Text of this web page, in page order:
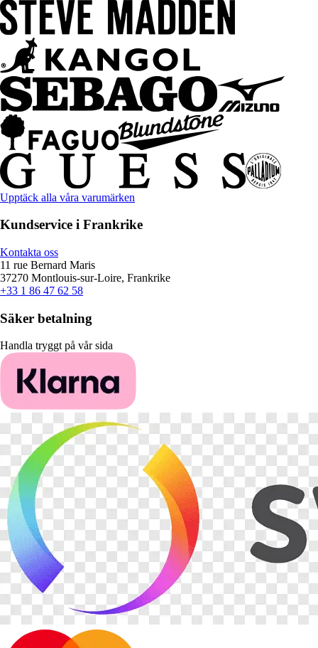
Upptäck alla våra varumärken
Kundservice i Frankrike
Kontakta oss
11 rue Bernard Maris
37270 Montlouis-sur-Loire, Frankrike
+33 1 86 47 62 58
Säker betalning
Handla tryggt på vår sida